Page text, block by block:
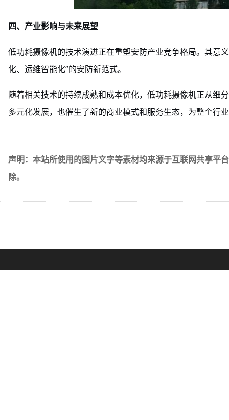
四、产业影响与未来展望
低功耗摄像机的技术演进正在重塑安防产业竞争格局。其意
化、运维智能化”的安防新范式。
随着相关技术的持续成熟和成本优化，低功耗摄像机正从细
多元化发展，也催生了新的商业模式和服务生态，为整个行
声明：本站所使用的图片文字等素材均来源于互联网共享平
除。